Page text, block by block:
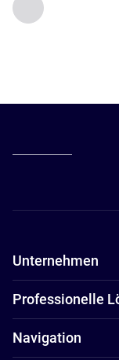
Zurück -
Unternehmen
Professionelle
Navigation